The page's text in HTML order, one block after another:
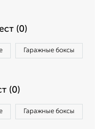
(0)
Гаражные боксы
(0)
Гаражные боксы